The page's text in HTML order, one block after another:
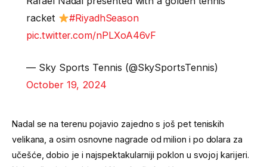
racket
#RiyadhSeason
pic.twitter.com/nPLXoA46vF
— Sky Sports Tennis (@SkySportsTennis)
October 19, 2024
Nadal se na terenu pojavio zajedno s još pet teniskih
velikana, a osim osnovne nagrade od milion i po dolara za
učešće, dobio je i najspektakularniji poklon u svojoj karijeri.